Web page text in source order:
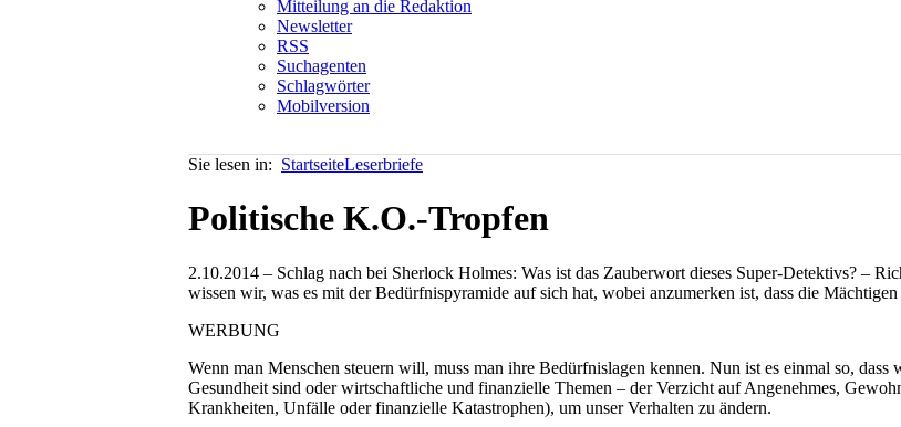
Mitteilung an die Redaktion
Newsletter
RSS
Suchagenten
Schlagwörter
Mobilversion
Sie lesen in: StartseiteLeserbriefe
Politische K.O.-Tropfen
2.10.2014 – Schlag nach bei Sherlock Holmes: Was ist das Zauberwort dieses Super-Detektivs? –
wissen wir, was es mit der Bedürfnispyramide auf sich hat, wobei anzumerken ist, dass die
WERBUNG
Wenn man Menschen steuern will, muss man ihre Bedürfnislagen kennen. Nun ist es einmal so,
Gesundheit sind oder wirtschaftliche und finanzielle Themen – der Verzicht auf Angenehmes,
Krankheiten, Unfälle oder finanzielle Katastrophen), um unser Verhalten zu ändern.